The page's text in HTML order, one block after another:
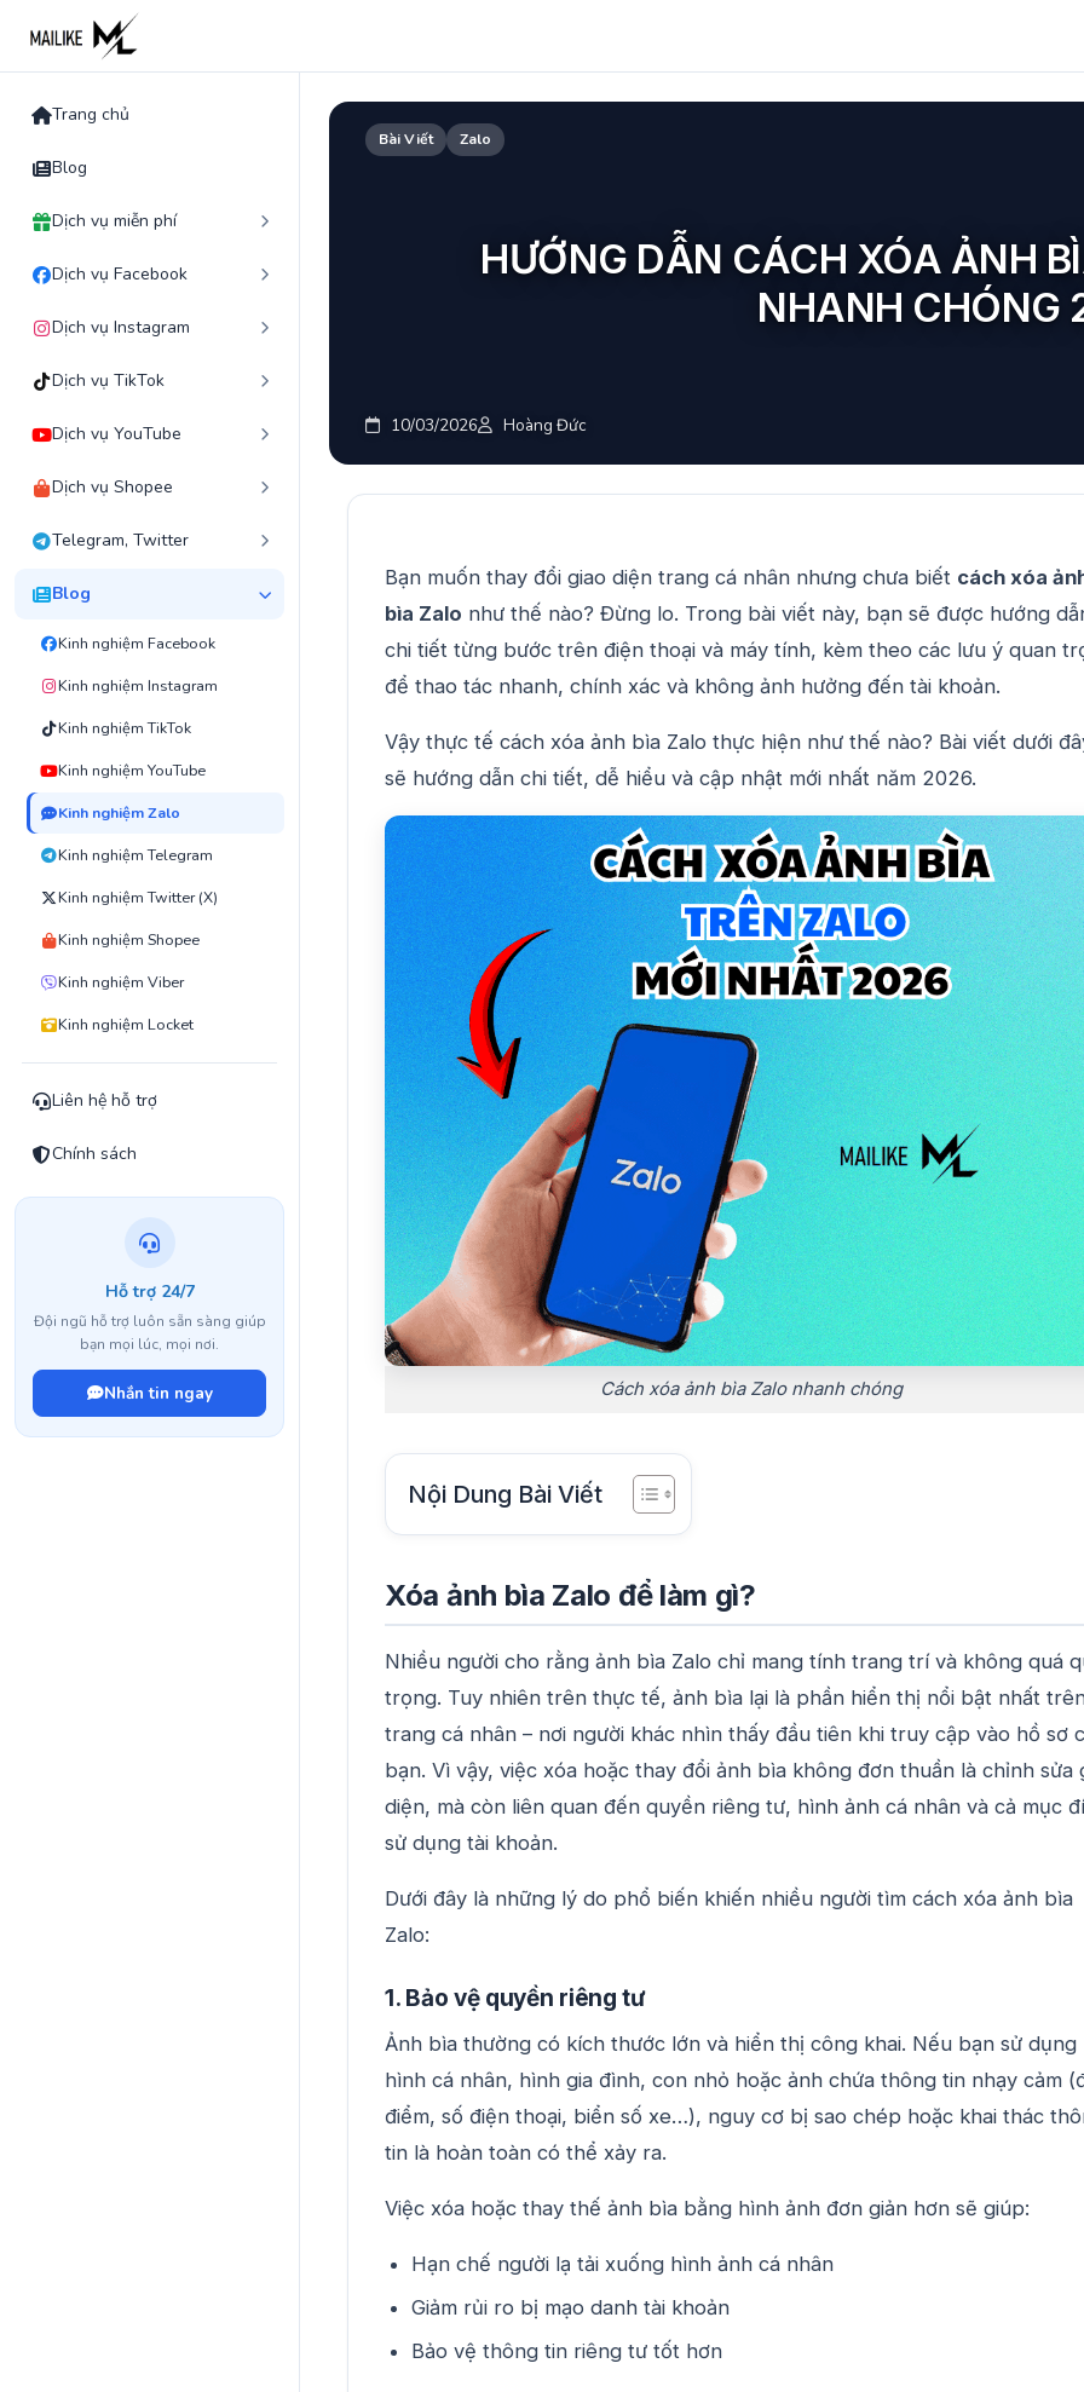
content
Trang chủ
Blog
Dịch vụ miễn phí
Dịch vụ Facebook
Dịch vụ Instagram
Dịch vụ TikTok
Dịch vụ YouTube
Dịch vụ Shopee
Telegram, Twitter
Blog
Kinh nghiệm Facebook
Kinh nghiệm Instagram
Kinh nghiệm TikTok
Kinh nghiệm YouTube
Kinh nghiệm Zalo
Kinh nghiệm Telegram
Kinh nghiệm Twitter (X)
Kinh nghiệm Shopee
Kinh nghiệm Viber
Kinh nghiệm Locket
Liên hệ hỗ trợ
Chính sách
Hỗ trợ 24/7
Đội ngũ hỗ trợ luôn sẵn sàng giúp
bạn mọi lúc, mọi nơi.
Nhắn tin ngay
Bài Viết Zalo
HƯỚNG DẪN CÁCH XÓA ẢNH
NHANH CHÓNG
10/03/2026 Hoàng Đức
Bạn muốn thay đổi giao diện trang cá nhân nhưng chưa biết cách xóa
bìa Zalo như thế nào? Đừng lo. Trong bài viết này, bạn sẽ được hướng
chi tiết từng bước trên điện thoại và máy tính, kèm theo các lưu ý quan
để thao tác nhanh, chính xác và không ảnh hưởng đến tài khoản.
Vậy thực tế cách xóa ảnh bìa Zalo thực hiện như thế nào? Bài viết dưới
sẽ hướng dẫn chi tiết, dễ hiểu và cập nhật mới nhất năm 2026.
Cách xóa ảnh bìa Zalo nhanh chóng
Nội Dung Bài Viết
Xóa ảnh bìa Zalo để làm gì?
Nhiều người cho rằng ảnh bìa Zalo chỉ mang tính trang trí và không quá
trọng. Tuy nhiên trên thực tế, ảnh bìa lại là phần hiển thị nổi bật nhất
trang cá nhân – nơi người khác nhìn thấy đầu tiên khi truy cập vào hồ sơ
bạn. Vì vậy, việc xóa hoặc thay đổi ảnh bìa không đơn thuần là chỉnh sửa
diện, mà còn liên quan đến quyền riêng tư, hình ảnh cá nhân và cả mục
sử dụng tài khoản.
Dưới đây là những lý do phổ biến khiến nhiều người tìm cách xóa ảnh bìa
Zalo:
1. Bảo vệ quyền riêng tư
Ảnh bìa thường có kích thước lớn và hiển thị công khai. Nếu bạn sử dụng
hình cá nhân, hình gia đình, con nhỏ hoặc ảnh chứa thông tin nhạy cảm
điểm, số điện thoại, biển số xe…), nguy cơ bị sao chép hoặc khai thác
tin là hoàn toàn có thể xảy ra.
Việc xóa hoặc thay thế ảnh bìa bằng hình ảnh đơn giản hơn sẽ giúp:
Hạn chế người lạ tải xuống hình ảnh cá nhân
Giảm rủi ro bị mạo danh tài khoản
Bảo vệ thông tin riêng tư tốt hơn